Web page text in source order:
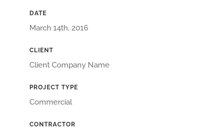
DATE
March 14th, 2016
CLIENT
Client Company Name
PROJECT TYPE
Commercial
CONTRACTOR